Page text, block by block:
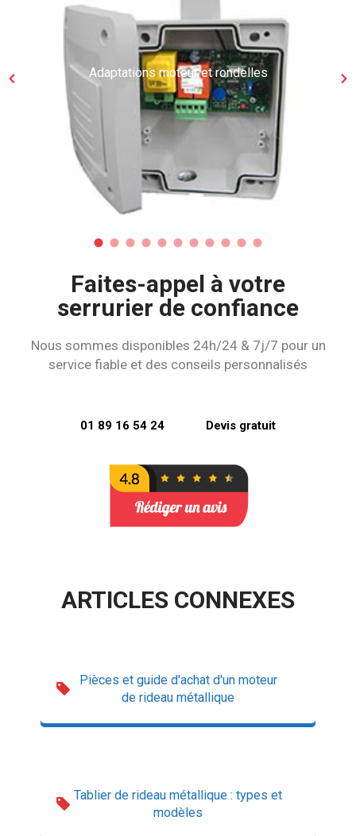
Adaptations moteur et rondelles
Faites-appel à votre
serrurier de confiance
Nous sommes disponibles 24h/24 & 7j/7 pour un
service fiable et des conseils personnalisés
01 89 16 54 24 Devis gratuit
ARTICLES CONNEXES
Pièces et guide d'achat d'un moteur
de rideau métallique
Tablier de rideau métallique : types et
modèles